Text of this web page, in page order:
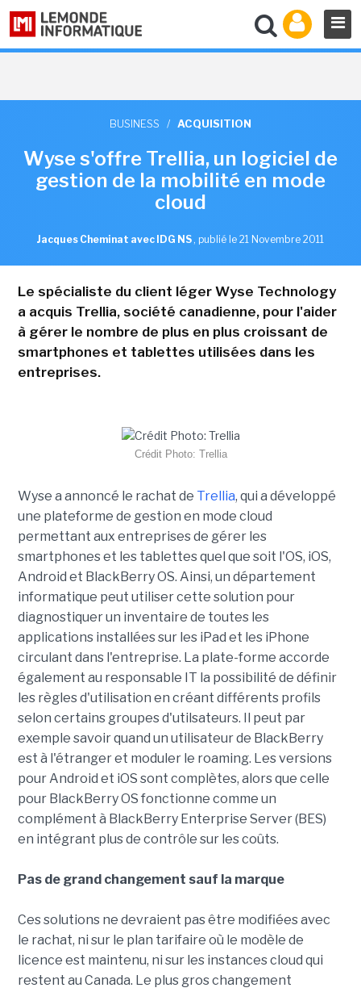
BUSINESS / ACQUISITION
Wyse s'offre Trellia, un logiciel de
gestion de la mobilité en mode
cloud
Jacques Cheminat avec IDG NS , publié le 21 Novembre 2011
Le spécialiste du client léger Wyse Technology
a acquis Trellia, société canadienne, pour l'aider
à gérer le nombre de plus en plus croissant de
smartphones et tablettes utilisées dans les
entreprises.
Crédit Photo: Trellia
Wyse a annoncé le rachat de Trellia, qui a développé
une plateforme de gestion en mode cloud
permettant aux entreprises de gérer les
smartphones et les tablettes quel que soit l'OS, iOS,
Android et BlackBerry OS. Ainsi, un département
informatique peut utiliser cette solution pour
diagnostiquer un inventaire de toutes les
applications installées sur les iPad et les iPhone
circulant dans l'entreprise. La plate-forme accorde
également au responsable IT la possibilité de définir
les règles d'utilisation en créant différents profils
selon certains groupes d'utilsateurs. Il peut par
exemple savoir quand un utilisateur de BlackBerry
est à l'étranger et moduler le roaming. Les versions
pour Android et iOS sont complètes, alors que celle
pour BlackBerry OS fonctionne comme un
complément à BlackBerry Enterprise Server (BES)
en intégrant plus de contrôle sur les coûts.
Pas de grand changement sauf la marque
Ces solutions ne devraient pas être modifiées avec
le rachat, ni sur le plan tarifaire où le modèle de
licence est maintenu, ni sur les instances cloud qui
restent au Canada. Le plus gros changement